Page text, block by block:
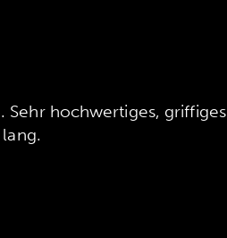
Sehr hochwertiges, griffiges